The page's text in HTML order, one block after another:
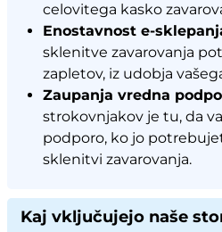
celovitega kasko
Enostavnost e-
sklenitve zavarovanja
zapletov, iz udobja
Zaupanja vredna
strokovnjakov je tu, da
podporo, ko jo
sklenitvi zavarovanja.
Kaj vključujejo naše